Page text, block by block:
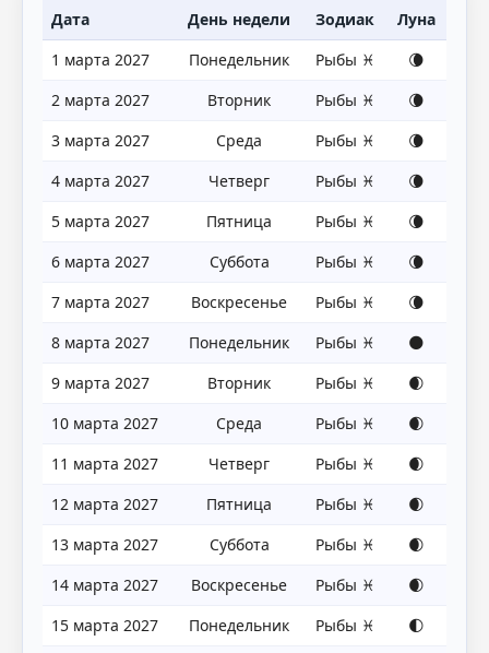
Дата День недели Зодиак
Луна
1 марта 2027
Понедельник Рыбы ♓
🌘
2 марта 2027
Вторник Рыбы ♓
🌘
3 марта 2027
Среда Рыбы ♓
🌘
4 марта 2027
Четверг Рыбы ♓
🌘
5 марта 2027
Пятница Рыбы ♓
🌘
6 марта 2027
Суббота Рыбы ♓
🌘
7 марта 2027
Воскресенье Рыбы ♓
🌘
8 марта 2027
Понедельник Рыбы ♓
🌑
9 марта 2027
Вторник Рыбы ♓
🌒
10 марта 2027
Среда Рыбы ♓
🌒
11 марта 2027
Четверг Рыбы ♓
🌒
12 марта 2027
Пятница Рыбы ♓
🌒
13 марта 2027
Суббота Рыбы ♓
🌒
14 марта 2027
Воскресенье Рыбы ♓
🌒
15 марта 2027
Понедельник Рыбы ♓
🌓